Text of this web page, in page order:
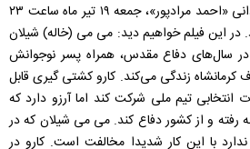
فیلم سینمایی «کارو» به کارگردانی «احمد مرادپور»، جمعه ۱۹ تیر ماه ساعت ۲۳
این فیلم خواهیم دید: می می (خاله) شیلان
سال‌های دفاع مقدس، همراه پسر نوجوانش
کرمانشاه زندگی می‌کند. کارو کشتی گیری قابل
تیم ملی شرکت کند اما آرزو دارد که
رفته و از کشور دفاع کند. می می شیلان که در
با این کار شدیدا مخالفت است. کارو در